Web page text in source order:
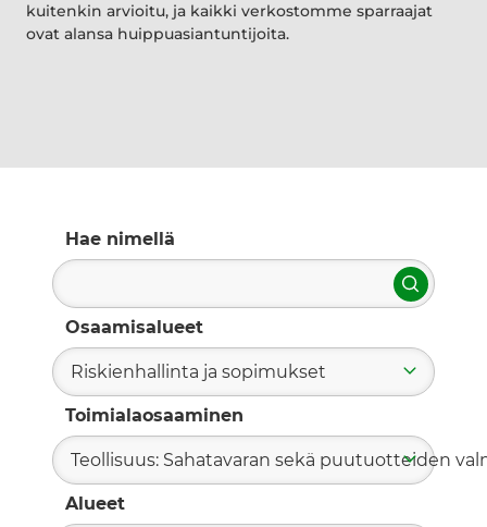
kuitenkin arvioitu, ja kaikki verkostomme sparraajat
ovat alansa huippuasiantuntijoita.
Hae nimellä
Hae
Osaamisalueet
Riskienhallinta ja sopimukset
Toimialaosaaminen
Teollisuus: Sahatavaran sekä puutuotteiden
Alueet